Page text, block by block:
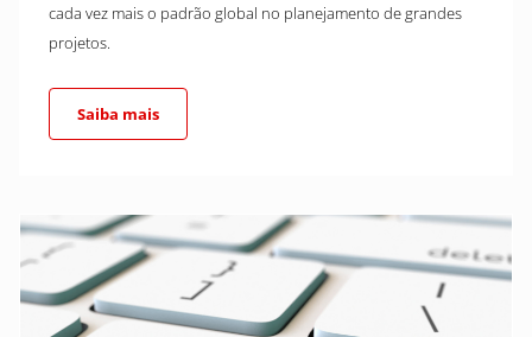
cada vez mais o padrão global no planejamento de grandes
projetos.
Saiba mais